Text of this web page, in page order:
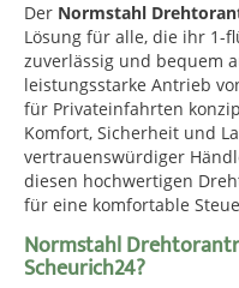
Der Normstahl
Lösung für alle, die ihr 1-
zuverlässig und bequem
leistungsstarke Antrieb
für Privateinfahrten
Komfort, Sicherheit und
vertrauenswürdiger
diesen hochwertigen
für eine komfortable
Normstahl
Scheurich24?